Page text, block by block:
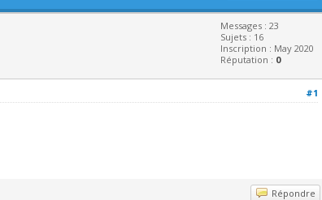
Messages : 23
Sujets : 16
Inscription : May 2020
Réputation : 0
#1
Répondre